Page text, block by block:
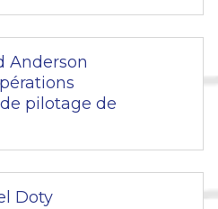
Anderson
pilotage de
Doty